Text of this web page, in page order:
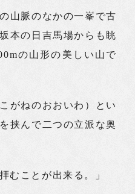
山脈のなかの一峯で古
本の日吉馬場からも眺
の山形の美しい山で
がねのおおいわ）とい
挟んで二つの立派な奥
むことが出来る。」